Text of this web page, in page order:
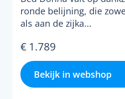
ronde belijning, die
als aan de zijka...
€ 1.789
Bekijk in webshop